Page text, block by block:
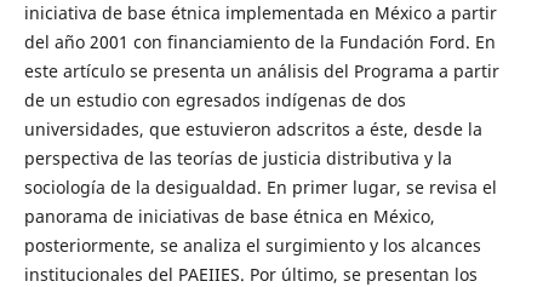
iniciativa de base étnica implementada en México a partir
del año 2001 con financiamiento de la Fundación Ford. En
este artículo se presenta un análisis del Programa a partir
de un estudio con egresados indígenas de dos
universidades, que estuvieron adscritos a éste, desde la
perspectiva de las teorías de justicia distributiva y la
sociología de la desigualdad. En primer lugar, se revisa el
panorama de iniciativas de base étnica en México,
posteriormente, se analiza el surgimiento y los alcances
institucionales del PAEIIES. Por último, se presentan los